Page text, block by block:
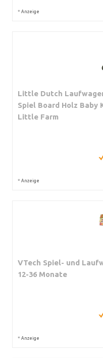
* Anzeige
Little Dutch
Spiel Board Holz Baby
Little Farm
* Anzeige
VTech Spiel- und
12-36 Monate
* Anzeige